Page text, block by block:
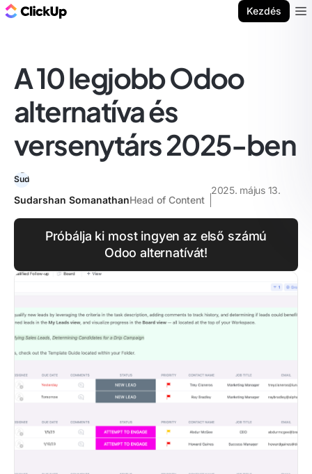
Kezdés
A 10 legjobb Odoo
alternatíva és
versenytárs 2025-ben
Sudarshan SomanathanHead of Content
2025. május 13.
Próbálja ki most ingyen az első számú
Odoo alternatívát!